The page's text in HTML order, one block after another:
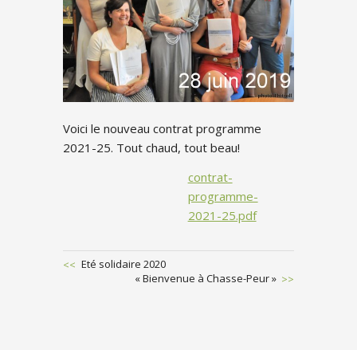
Voici le nouveau contrat programme
2021-25. Tout chaud, tout beau!
contrat-
programme-
2021-25.pdf
Previous
Eté solidaire 2020
Next
« Bienvenue à Chasse-Peur »